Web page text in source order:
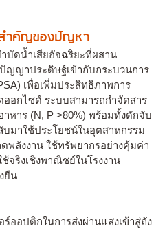
ำคัญของปัญหา
ำบัดน้ำเสียอัจฉริยะที่ผสาน
ญญาประดิษฐ์เข้ากับกระบวนการ
เพื่อเพิ่มประสิทธิภาพการ
อกไซด์ ระบบสามารถกำจัดสาร
หาร (N, P >80%) พร้อมทั้งดักจับ
บมาใช้ประโยชน์ในอุตสาหกรรม
พลังงาน ใช้ทรัพยากรอย่างคุ้มค่า
จริงเชิงพาณิชย์ในโรงงาน
ยืน
ร์ออปติกในการส่งผ่านแสงเข้าสู่ถัง